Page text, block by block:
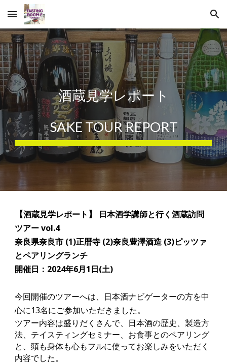
Skip to main content Skip to navigation
酒蔵見学レポート
SAKE TOURREPORT
【酒蔵見学レポート 】
日本酒学講師と行く酒蔵訪問
ツアー vol.4
奈良県奈良市 (1)正暦寺 (2)奈良豊澤酒造 (3)ピッツァ
とペアリングランチ
開催日： 2024年6月1日(土)
今回開催のツアーへは、日本酒ナビゲーターの方を中
心に13名にご参加いただきました。
ツアー内容は盛りだくさんで、日本酒の歴史、製造方
法、テイスティングセミナー、お食事とのペアリング
と、頭も身体も心もフルに使ってお楽しみをいただく
内容でした。